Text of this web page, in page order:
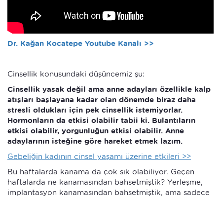
Dr. Kağan Kocatepe Youtube Kanalı >>
Cinsellik konusundaki düşüncemiz şu:
Cinsellik yasak değil ama anne adayları özellikle kalp
atışları başlayana kadar olan dönemde biraz daha
stresli oldukları için pek cinsellik istemiyorlar.
Hormonların da etkisi olabilir tabii ki. Bulantıların
etkisi olabilir, yorgunluğun etkisi olabilir. Anne
adaylarının isteğine göre hareket etmek lazım.
Gebeliğin kadının cinsel yaşamı üzerine etkileri >>
Bu haftalarda kanama da çok sık olabiliyor. Geçen
haftalarda ne kanamasından bahsetmiştik? Yerleşme,
implantasyon kanamasından bahsetmiştik, ama sadece